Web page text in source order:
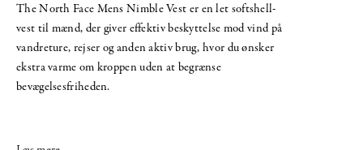
The North Face Mens Nimble Vest er en let softshell-
vest til mænd, der giver effektiv beskyttelse mod vind på
vandreture, rejser og anden aktiv brug, hvor du ønsker
ekstra varme om kroppen uden at begrænse
bevægelsesfriheden.